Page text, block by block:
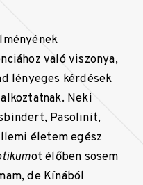
való viszonya,
lényeges kérdések
Neki
Pasolinit,
életem egész
ot élőben sosem
de Kínából